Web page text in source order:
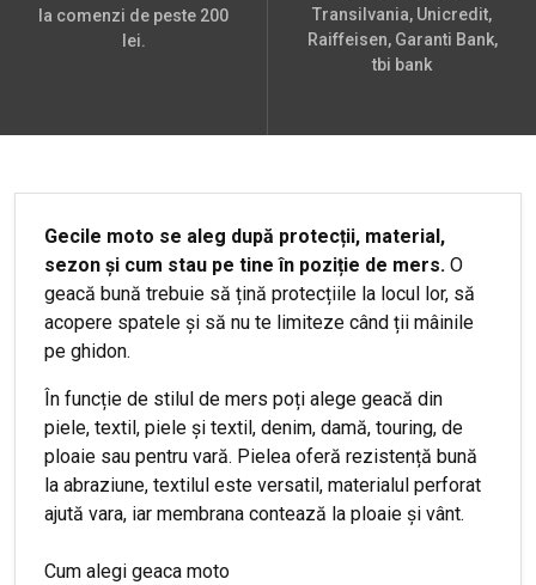
la comenzi de peste 200
lei.
Transilvania, Unicredit,
Raiffeisen, Garanti Bank,
tbi bank
Gecile moto se aleg după protecții, material,
sezon și cum stau pe tine în poziție de mers. O
geacă bună trebuie să țină protecțiile la locul lor, să
acopere spatele și să nu te limiteze când ții mâinile
pe ghidon.
În funcție de stilul de mers poți alege geacă din
piele, textil, piele și textil, denim, damă, touring, de
ploaie sau pentru vară. Pielea oferă rezistență bună
la abraziune, textilul este versatil, materialul perforat
ajută vara, iar membrana contează la ploaie și vânt.
Cum alegi geaca moto